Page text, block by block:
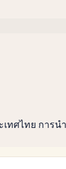
ศไทย การน